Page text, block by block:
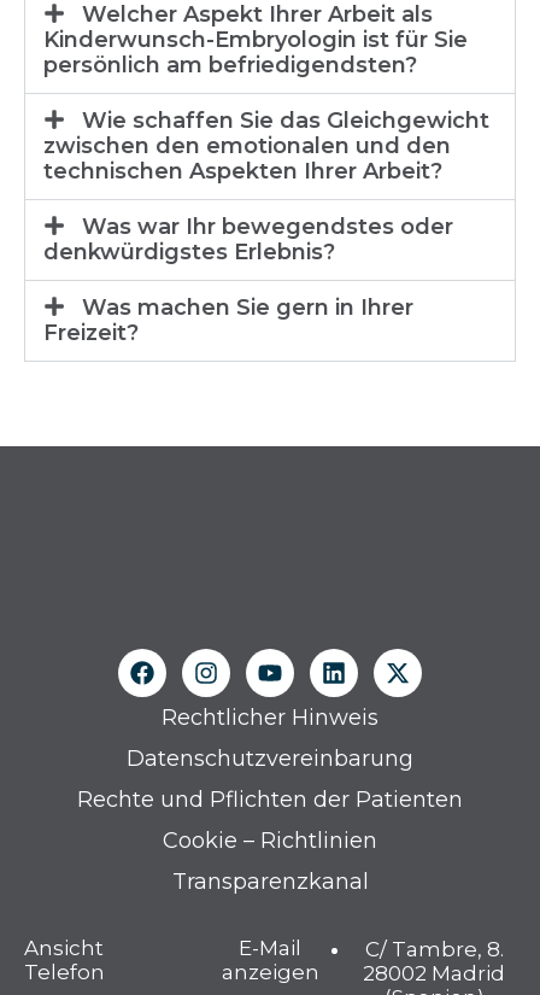
Welcher Aspekt Ihrer Arbeit als
Kinderwunsch-Embryologin ist für Sie
persönlich am befriedigendsten?
Wie schaffen Sie das Gleichgewicht
zwischen den emotionalen und den
technischen Aspekten Ihrer Arbeit?
Was war Ihr bewegendstes oder
denkwürdigstes Erlebnis?
Was machen Sie gern in Ihrer
Freizeit?
Rechtlicher Hinweis
Datenschutzvereinbarung
Rechte und Pflichten der Patienten
Cookie – Richtlinien
Transparenzkanal
Ansicht
Telefon
E-Mail
anzeigen
C/ Tambre, 8.
28002 Madrid